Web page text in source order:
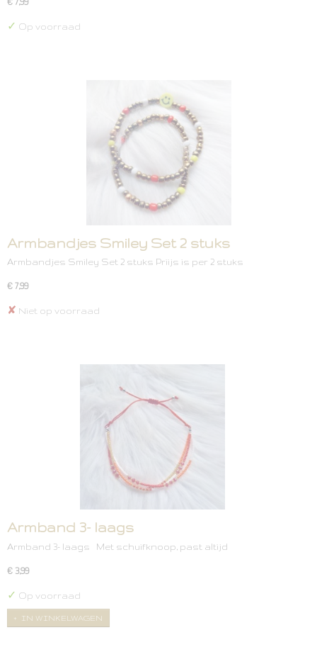
✓ Op voorraad
Armbandjes Smiley Set 2 stuks
Armbandjes Smiley Set 2 stuks Priijs is per 2 stuks
€ 7,99
✘ Niet op voorraad
Armband 3- laags
Armband 3- laags Met schuifknoop, past altijd
€ 3,99
✓ Op voorraad
IN WINKELWAGEN